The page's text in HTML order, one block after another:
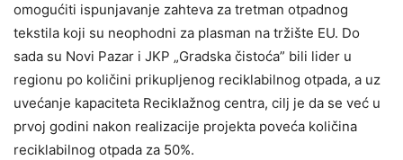
omogućiti ispunjavanje zahteva za tretman otpadnog
tekstila koji su neophodni za plasman na tržište EU. Do
sada su Novi Pazar i JKP „Gradska čistoća” bili lider u
regionu po količini prikupljenog reciklabilnog otpada, a uz
uvećanje kapaciteta Reciklažnog centra, cilj je da se već u
prvoj godini nakon realizacije projekta poveća količina
reciklabilnog otpada za 50%.